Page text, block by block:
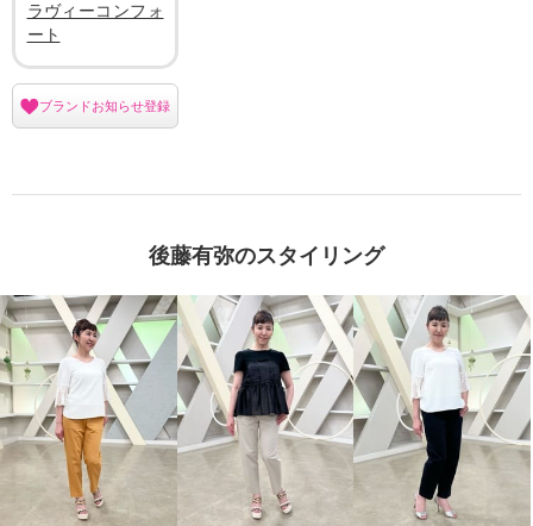
ラヴィーコンフォ
ート
ブランドお知らせ登録
後藤有弥のスタイリング